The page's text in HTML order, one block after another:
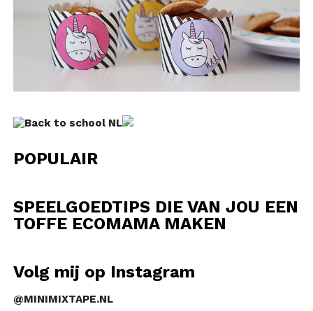
POPULAIR
SPEELGOEDTIPS DIE VAN JOU EEN
TOFFE ECOMAMA MAKEN
Volg mij op Instagram
@MINIMIXTAPE.NL